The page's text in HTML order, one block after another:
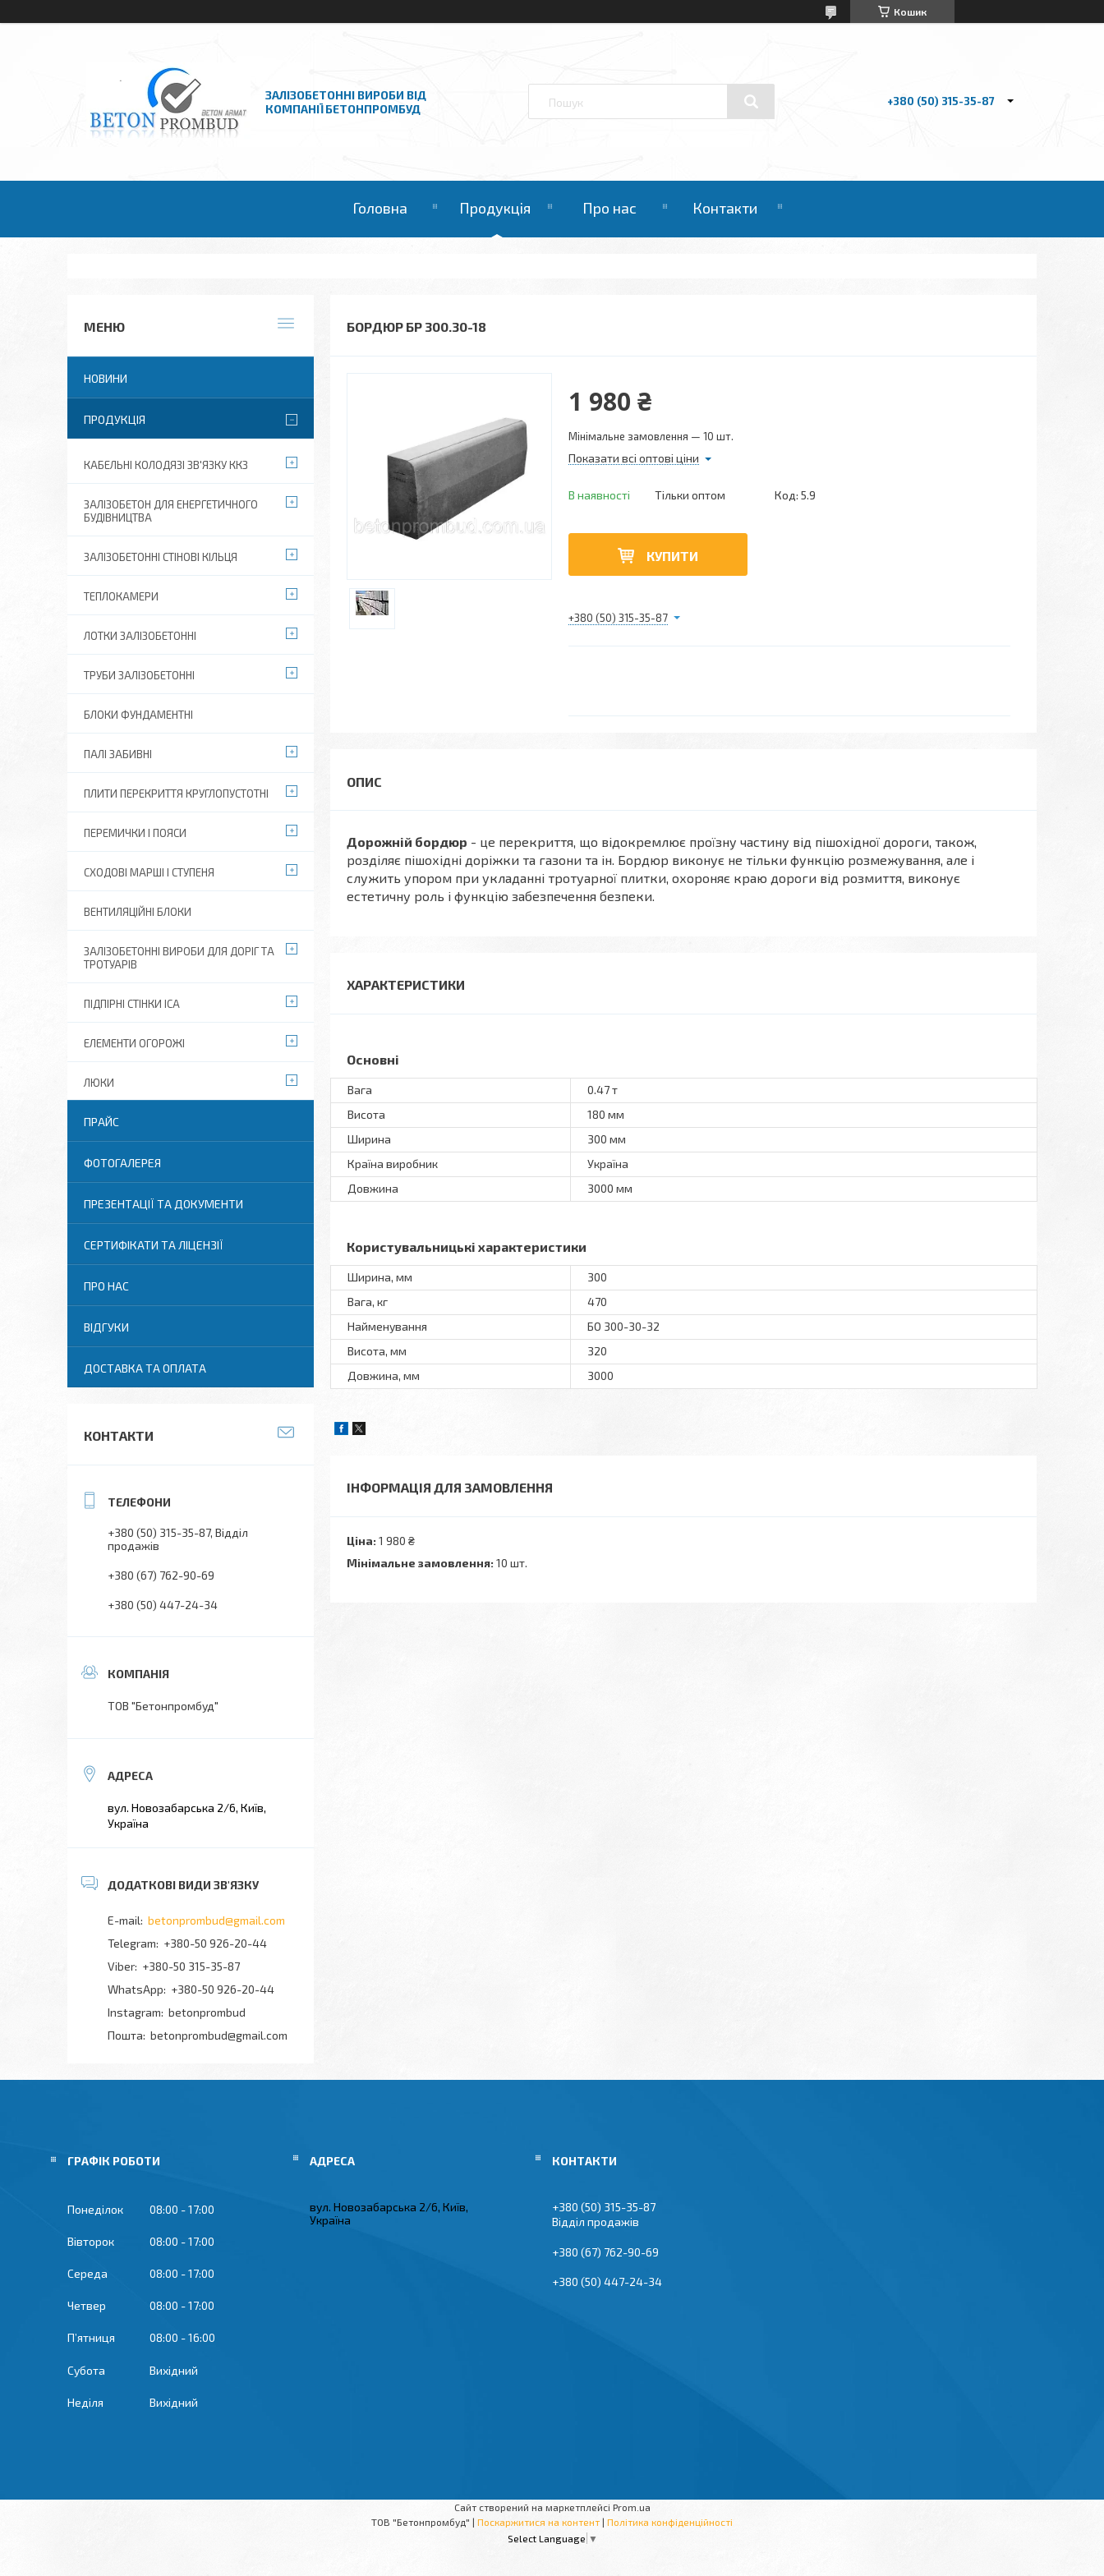
Кошик
ЗАЛІЗОБЕТОННІ ВИРОБИ ВІД
КОМПАНІЇ БЕТОНПРОМБУД
+380 (50) 315-35-87
Головна Продукція Про нас Контакти
БОРДЮР БР 300.30-18
1 980 ₴
Мінімальне замовлення — 10 шт.
Показати всі оптові ціни
В наявності Тільки оптом Код: 5.9
КУПИТИ
+380 (50) 315-35-87
Дорожній бордюр - це перекриття, що відокремлює проїзну частину від пішохідної дороги, також,
розділяє пішохідні доріжки та газони та ін. Бордюр виконує не тільки функцію розмежування, але і
служить упором при укладанні тротуарної плитки, охороняє краю дороги від розмиття, виконує
естетичну роль і функцію забезпечення безпеки.
ХАРАКТЕРИСТИКИ
Основні
Вага
0.47 т
Висота
180 мм
Ширина
300 мм
Країна виробник
Україна
Довжина
3000 мм
Користувальницькі характеристики
Ширина, мм
300
Вага, кг
470
Найменування
БО 300-30-32
Висота, мм
320
Довжина, мм
3000
ІНФОРМАЦІЯ ДЛЯ ЗАМОВЛЕННЯ
Ціна: 1 980 ₴
Мінімальне замовлення: 10 шт.
НОВИНИ
ПРОДУКЦІЯ
КАБЕЛЬНІ КОЛОДЯЗІ ЗВ'ЯЗКУ ККЗ
ЗАЛІЗОБЕТОН ДЛЯ ЕНЕРГЕТИЧНОГО
БУДІВНИЦТВА
ЗАЛІЗОБЕТОННІ СТІНОВІ КІЛЬЦЯ
ТЕПЛОКАМЕРИ
ЛОТКИ ЗАЛІЗОБЕТОННІ
ТРУБИ ЗАЛІЗОБЕТОННІ
БЛОКИ ФУНДАМЕНТНІ
ПАЛІ ЗАБИВНІ
ПЛИТИ ПЕРЕКРИТТЯ КРУГЛОПУСТОТНІ
ПЕРЕМИЧКИ І ПОЯСИ
СХОДОВІ МАРШІ І СТУПЕНЯ
ВЕНТИЛЯЦІЙНІ БЛОКИ
ЗАЛІЗОБЕТОННІ ВИРОБИ ДЛЯ ДОРІГ ТА
ТРОТУАРІВ
ПІДПІРНІ СТІНКИ ІСА
ЕЛЕМЕНТИ ОГОРОЖІ
ЛЮКИ
ПРАЙС
ФОТОГАЛЕРЕЯ
ПРЕЗЕНТАЦІЇ ТА ДОКУМЕНТИ
СЕРТИФІКАТИ ТА ЛІЦЕНЗІЇ
ПРО НАС
ВІДГУКИ
ДОСТАВКА ТА ОПЛАТА
КОНТАКТИ
+380 (50) 315-35-87 Відділ
продажів
+380 (67) 762-90-69
+380 (50) 447-24-34
ТОВ "Бетонпромбуд"
вул. Новозабарська 2/6, Київ,
Україна
betonprombud@gmail.com
+380-50 926-20-44
+380-50 315-35-87
+380-50 926-20-44
Instagram betonprombud
Пошта betonprombud@gmail.com
ГРАФІК РОБОТИ
Понеділок 08:00 17:00
Вівторок 08:00 17:00
Середа 08:00 17:00
Четвер 08:00 17:00
Пʼятниця 08:00 16:00
Субота Вихідний
Неділя Вихідний
вул. Новозабарська 2/6, Київ,
Україна
+380 (50) 315-35-87
Відділ продажів
+380 (67) 762-90-69
+380 (50) 447-24-34
Сайт створений на маркетплейсі Prom.ua
ТОВ "Бетонпромбуд" | Поскаржитися на контент | Політика конфіденційності
Select Language ▼